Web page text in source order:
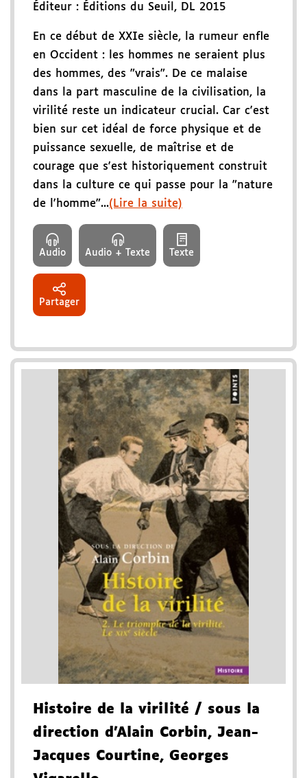
Éditeur : Éditions du Seuil , DL 2015
En ce début de XXIe siècle, la rumeur enfle
en Occident : les hommes ne seraient plus
des hommes, des "vrais". De ce malaise
dans la part masculine de la civilisation, la
virilité reste un indicateur crucial. Car c'est
bien sur cet idéal de force physique et de
puissance sexuelle, de maîtrise et de
courage que s'est historiquement construit
dans la culture ce qui passe pour la "nature
de l'homme"...(Lire la suite)
Audio Audio + Texte Texte
Partager
Histoire de la virilité / sous la
direction d'Alain Corbin, Jean-
Jacques Courtine, Georges